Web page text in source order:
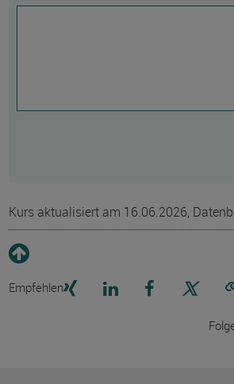
Kurs aktualisiert am 16.06.2026,
Empfehlen